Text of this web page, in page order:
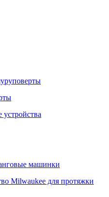
машинки
Milwaukee для протяжки